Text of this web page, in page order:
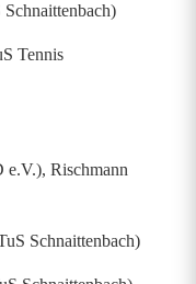
Tennis
Rischmann
Schnaittenbach)